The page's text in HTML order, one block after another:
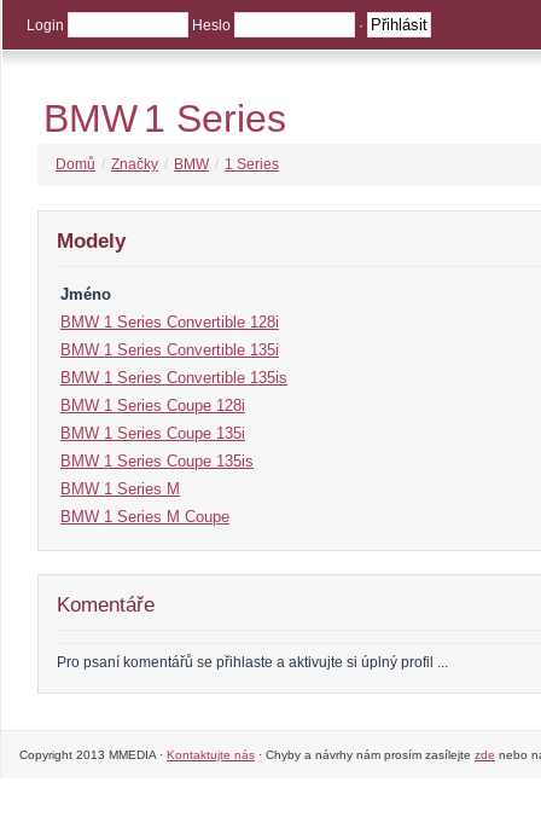
Login Heslo ·
BMW1 Series
Domů / Značky / BMW / 1 Series
Modely
Jméno
BMW 1 Series Convertible 128i
BMW 1 Series Convertible 135i
BMW 1 Series Convertible 135is
BMW 1 Series Coupe 128i
BMW 1 Series Coupe 135i
BMW 1 Series Coupe 135is
BMW 1 Series M
BMW 1 Series M Coupe
Komentáře
Pro psaní komentářů se přihlaste a aktivujte si úplný profil ...
Copyright 2013 MMEDIA · Kontaktujte nás · Chyby a návrhy nám prosím zasílejte zde nebo